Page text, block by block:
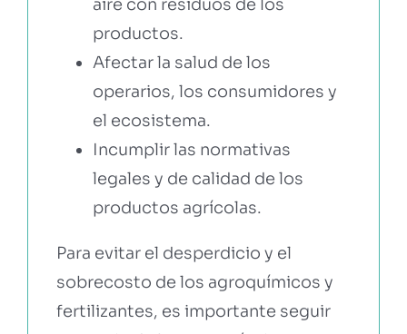
aire con residuos de los
productos.
Afectar la salud de los
operarios, los consumidores y
el ecosistema.
Incumplir las normativas
legales y de calidad de los
productos agrícolas.
Para evitar el desperdicio y el
sobrecosto de los agroquímicos y
fertilizantes, es importante seguir